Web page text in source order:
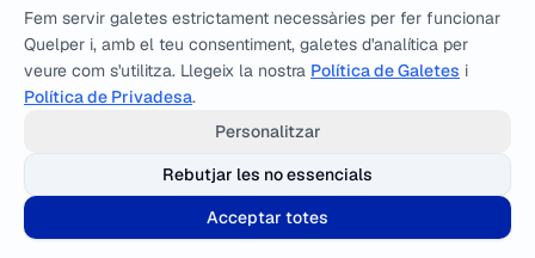
Fem servir galetes estrictament necessàries per fer funcionar
Quelper i, amb el teu consentiment, galetes d'analítica per
veure com s'utilitza. Llegeix la nostra Política de Galetes i
Política de Privadesa.
Personalitzar
Rebutjar les no essencials
Acceptar totes